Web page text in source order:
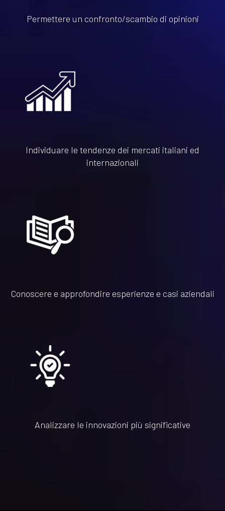
Permettere un confronto/scambio di opinioni
Individuare le tendenze dei mercati italiani ed
internazionali
Conoscere e approfondire esperienze e casi aziendali
Analizzare le innovazioni più significative